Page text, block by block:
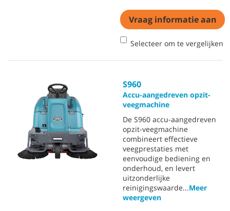
Vraag informatie aan
Selecteer om te vergelijken
S960
Accu-aangedreven opzit-
veegmachine
De S960 accu-aangedreven
opzit-veegmachine
combineert effectieve
veegprestaties met
eenvoudige bediening en
onderhoud, en levert
uitzonderlijke
reinigingswaarde...Meer
weergeven